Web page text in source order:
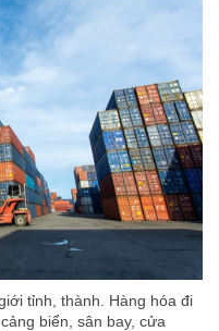
tỉnh, thành. Hàng hóa đi
biển, sân bay, cửa